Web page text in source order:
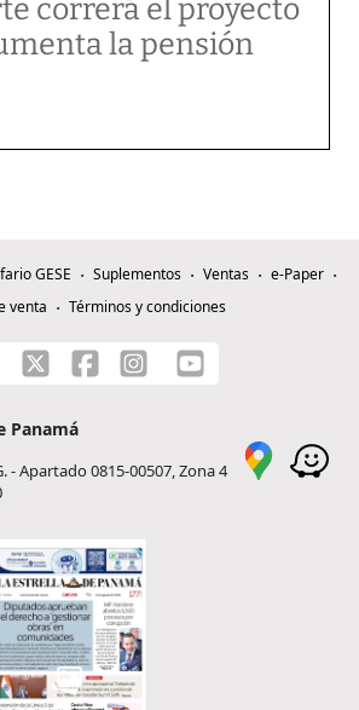
correrá el proyecto
la pensión
GESE Suplementos Ventas
e-Paper
venta
Términos y condiciones
Panamá
- Apartado 0815-00507, Zona 4